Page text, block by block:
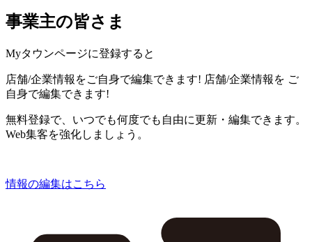
事業主の皆さま
Myタウンページに登録すると
店舗/企業情報をご自身で編集できます! 店舗/企業情報を ご
自身で編集できます!
無料登録で、いつでも何度でも自由に更新・編集できます。
Web集客を強化しましょう。
情報の編集はこちら